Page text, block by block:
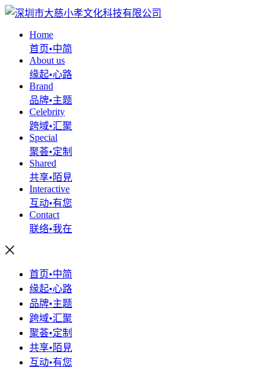
Home
首页•中简
About us
缘起•心路
Brand
品牌•主题
Celebrity
跨域•汇聚
Special
聚荟•定制
Shared
共享•陌見
Interactive
互动•有您
Contact
联络•我在
首页•中简
缘起•心路
品牌•主题
跨域•汇聚
聚荟•定制
共享•陌見
互动•有您